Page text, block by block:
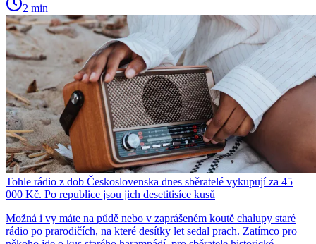
2 min
Tohle rádio z dob Československa dnes sběratelé vykupují za 45
000 Kč. Po republice jsou jich desetitisíce kusů
Možná i vy máte na půdě nebo v zaprášeném koutě chalupy staré
rádio po prarodičích, na které desítky let sedal prach. Zatímco pro